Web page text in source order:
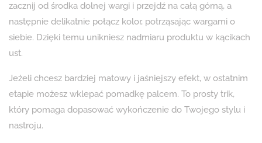
zacznij od środka dolnej wargi i przejdź na całą górną, a
następnie delikatnie połącz kolor, potrząsając wargami o
siebie. Dzięki temu unikniesz nadmiaru produktu w kącikach
ust.
Jeżeli chcesz bardziej matowy i jaśniejszy efekt, w ostatnim
etapie możesz wklepać pomadkę palcem. To prosty trik,
który pomaga dopasować wykończenie do Twojego stylu i
nastroju.